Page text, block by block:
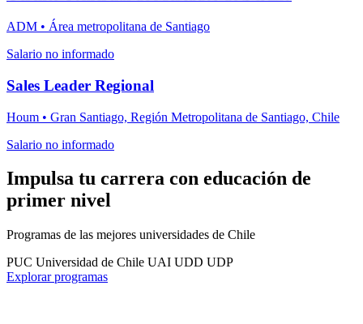
ADM • Área metropolitana de Santiago
Salario no informado
Sales Leader Regional
Houm • Gran Santiago, Región Metropolitana de Santiago, Chile
Salario no informado
Impulsa tu carrera con educación de
primer nivel
Programas de las mejores universidades de Chile
PUC Universidad de Chile UAI UDD UDP
Explorar programas